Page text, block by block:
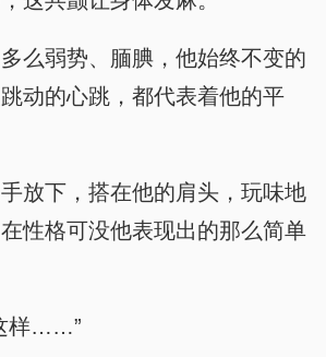
么弱势、腼腆，他始终不变的
动的心跳，都代表着他的平
放下，搭在他的肩头，玩味地
性格可没他表现出的那么简单
样……”